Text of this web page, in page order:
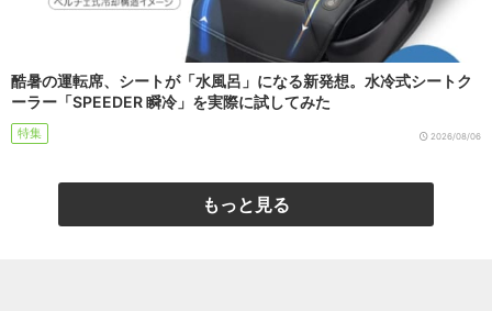
酷暑の運転席、シートが「水風呂」になる新発想。水冷式シートク
ーラー「SPEEDER 瞬冷」を実際に試してみた
特集 2026/08/06
もっと見る